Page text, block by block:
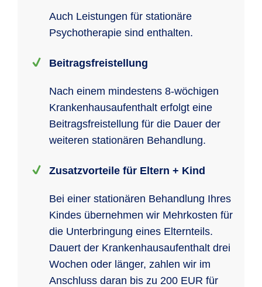
Auch Leistungen für stationäre
Psychotherapie sind enthalten.
Beitragsfreistellung
Nach einem mindestens 8-wöchigen
Krankenhausaufenthalt erfolgt eine
Beitragsfreistellung für die Dauer der
weiteren stationären Behandlung.
Zusatzvorteile für Eltern + Kind
Bei einer stationären Behandlung Ihres
Kindes übernehmen wir Mehrkosten für
die Unterbringung eines Elternteils.
Dauert der Krankenhausaufenthalt drei
Wochen oder länger, zahlen wir im
Anschluss daran bis zu 200 EUR für